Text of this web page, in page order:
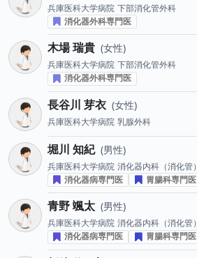
兵庫医科大学病院 下部消化管外科
消化器外科専門医
木場 瑞貴 女性
兵庫医科大学病院 下部消化管外科
消化器外科専門医
長谷川 芽衣 女性
兵庫医科大学病院 乳腺外科
堀川 知紀 男性
兵庫医科大学病院 消化器内科（消化管）
消化器病専門医
胃腸科専門医
青野 颯太 男性
兵庫医科大学病院 消化器内科（消化管）
消化器病専門医
胃腸科専門医